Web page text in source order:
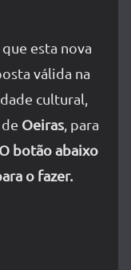
esta nova
válida na
cultural,
Oeiras, para
O botão abaixo
o fazer.